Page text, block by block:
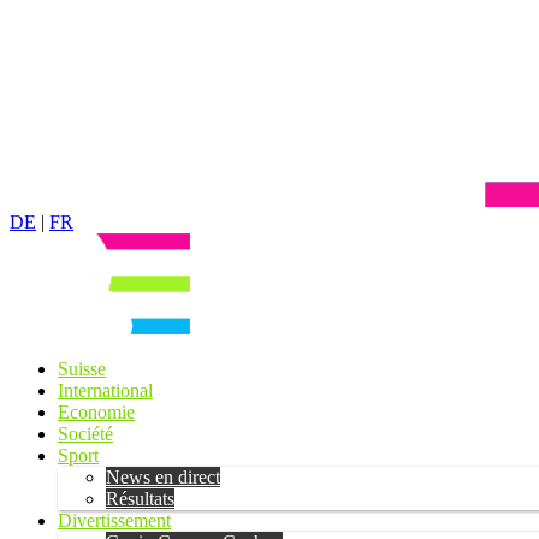
DE | FR
Suisse
International
Economie
Société
Sport
News en direct
Résultats
Divertissement